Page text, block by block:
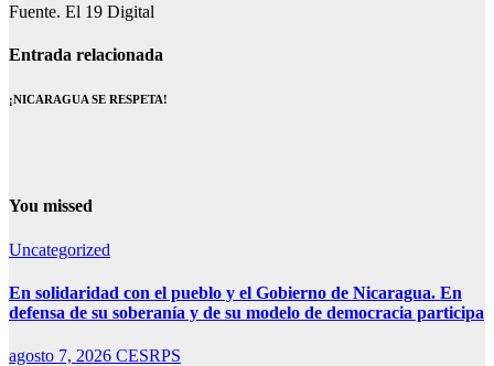
Fuente. El 19 Digital
Entrada relacionada
¡NICARAGUA SE RESPETA!
You missed
Uncategorized
En solidaridad con el pueblo y el Gobierno de Nicaragua. En
defensa de su soberanía y de su modelo de democracia participa
agosto 7, 2026 CESRPS